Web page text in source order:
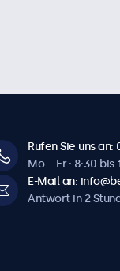
Rufen Sie uns an:
Mo. - Fr.: 8:30 bis
E-Mail an:
Antwort in 2